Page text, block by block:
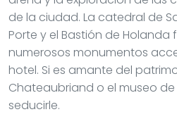
de la ciudad. La catedral de
Porte y el Bastión de Holanda
numerosos monumentos
hotel. Si es amante del
Chateaubriand o el museo
seducirle.